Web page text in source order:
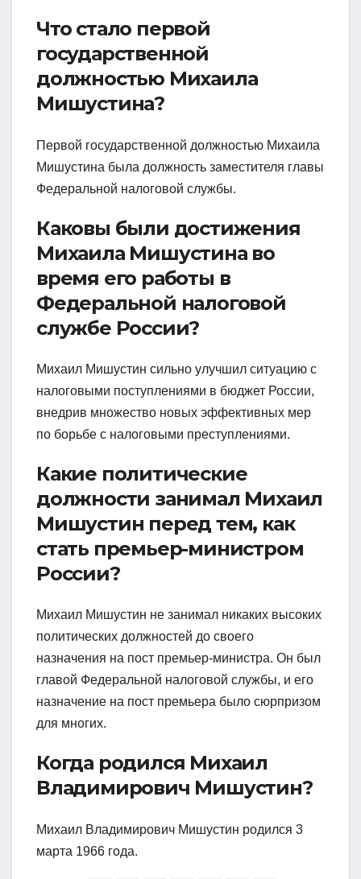
Что стало первой
государственной
должностью Михаила
Мишустина?
Первой государственной должностью Михаила
Мишустина была должность заместителя главы
Федеральной налоговой службы.
Каковы были достижения
Михаила Мишустина во
время его работы в
Федеральной налоговой
службе России?
Михаил Мишустин сильно улучшил ситуацию с
налоговыми поступлениями в бюджет России,
внедрив множество новых эффективных мер
по борьбе с налоговыми преступлениями.
Какие политические
должности занимал Михаил
Мишустин перед тем, как
стать премьер-министром
России?
Михаил Мишустин не занимал никаких высоких
политических должностей до своего
назначения на пост премьер-министра. Он был
главой Федеральной налоговой службы, и его
назначение на пост премьера было сюрпризом
для многих.
Когда родился Михаил
Владимирович Мишустин?
Михаил Владимирович Мишустин родился 3
марта 1966 года.